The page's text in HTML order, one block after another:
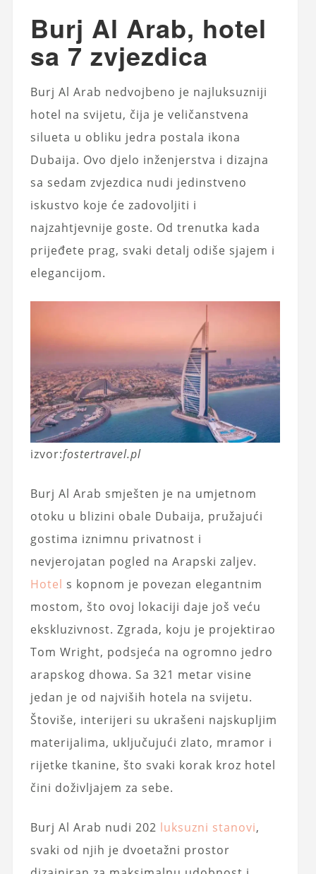
Burj Al Arab, hotel
sa 7 zvjezdica
Burj Al Arab nedvojbeno je najluksuzniji
hotel na svijetu, čija je veličanstvena
silueta u obliku jedra postala ikona
Dubaija. Ovo djelo inženjerstva i dizajna
sa sedam zvjezdica nudi jedinstveno
iskustvo koje će zadovoljiti i
najzahtjevnije goste. Od trenutka kada
prijeđete prag, svaki detalj odiše sjajem i
elegancijom.
izvor:fostertravel.pl
Burj Al Arab smješten je na umjetnom
otoku u blizini obale Dubaija, pružajući
gostima iznimnu privatnost i
nevjerojatan pogled na Arapski zaljev.
Hotel s kopnom je povezan elegantnim
mostom, što ovoj lokaciji daje još veću
ekskluzivnost. Zgrada, koju je projektirao
Tom Wright, podsjeća na ogromno jedro
arapskog dhowa. Sa 321 metar visine
jedan je od najviših hotela na svijetu.
Štoviše, interijeri su ukrašeni najskupljim
materijalima, uključujući zlato, mramor i
rijetke tkanine, što svaki korak kroz hotel
čini doživljajem za sebe.
Burj Al Arab nudi 202 luksuzni stanovi,
svaki od njih je dvoetažni prostor